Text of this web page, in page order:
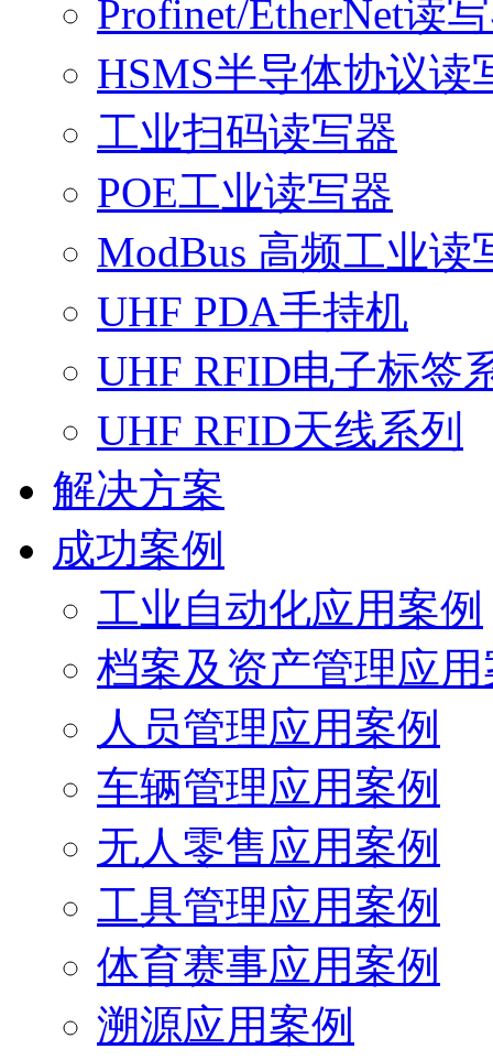
Profinet/EtherNet读
HSMS半导体协议读
工业扫码读写器
POE工业读写器
ModBus 高频工业读
UHF PDA手持机
UHF RFID电子标签
UHF RFID天线系列
解决方案
成功案例
工业自动化应用案例
档案及资产管理应
人员管理应用案例
车辆管理应用案例
无人零售应用案例
工具管理应用案例
体育赛事应用案例
溯源应用案例